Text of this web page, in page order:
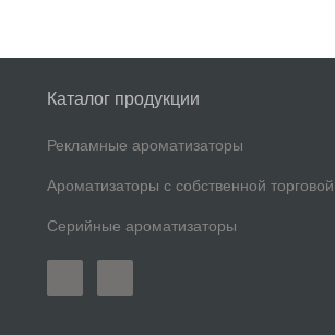
Каталог продукции
Рекламные ароматизаторы
Ароматизаторы с собственной
Серийные ароматизаторы